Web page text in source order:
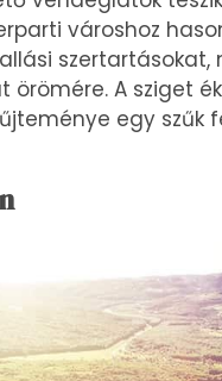
városhoz
örömére. A sziget
egy szűk